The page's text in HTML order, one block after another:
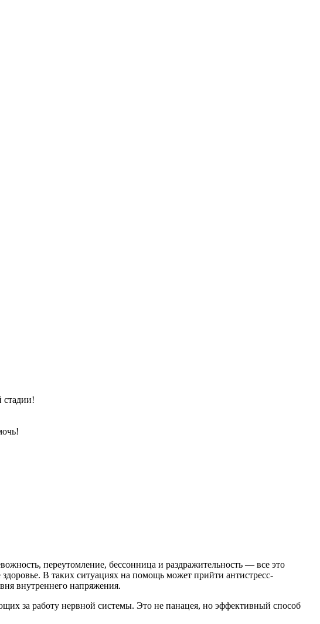
стадии!
переутомление, бессонница и раздражительность — все это
В таких ситуациях на помощь может прийти антистресс-
внутреннего напряжения.
за работу нервной системы. Это не панацея, но эффективный способ